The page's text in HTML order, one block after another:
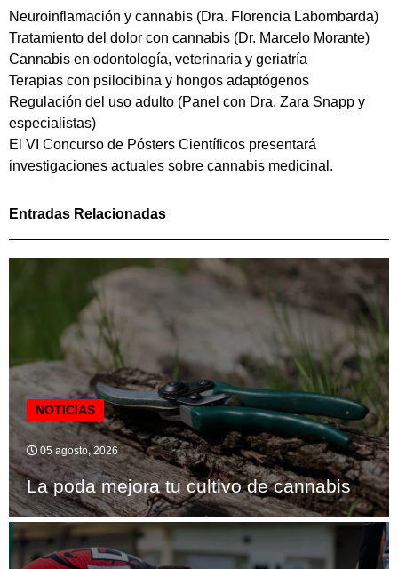
Neuroinflamación y cannabis (Dra. Florencia Labombarda)
Tratamiento del dolor con cannabis (Dr. Marcelo Morante)
Cannabis en odontología, veterinaria y geriatría
Terapias con psilocibina y hongos adaptógenos
Regulación del uso adulto (Panel con Dra. Zara Snapp y
especialistas)
El VI Concurso de Pósters Científicos presentará
investigaciones actuales sobre cannabis medicinal.
Entradas Relacionadas
NOTICIAS
05 agosto, 2026
La poda mejora tu cultivo de cannabis